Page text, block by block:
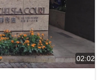
02:02